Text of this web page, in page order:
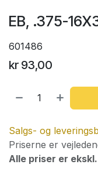
EB, .375-
601486
kr 93,00
Salgs- og
Priserne er
Alle priser er